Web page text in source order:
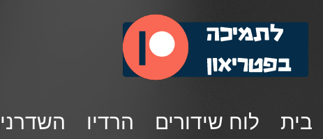
בית לוח שידורים הרדיו